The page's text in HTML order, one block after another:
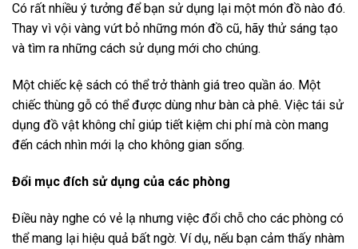
Có rất nhiều ý tưởng để bạn sử dụng lại một món đồ nào đó.
Thay vì vội vàng vứt bỏ những món đồ cũ, hãy thử sáng tạo
và tìm ra những cách sử dụng mới cho chúng.
Một chiếc kệ sách có thể trở thành giá treo quần áo. Một
chiếc thùng gỗ có thể được dùng như bàn cà phê. Việc tái sử
dụng đồ vật không chỉ giúp tiết kiệm chi phí mà còn mang
đến cách nhìn mới lạ cho không gian sống.
Đổi mục đích sử dụng của các phòng
Điều này nghe có vẻ lạ nhưng việc đổi chỗ cho các phòng có
thể mang lại hiệu quả bất ngờ. Ví dụ, nếu bạn cảm thấy nhàm